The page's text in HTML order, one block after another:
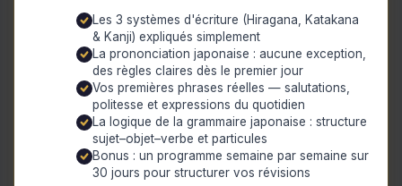
Les 3 systèmes d'écriture (Hiragana, Katakana
& Kanji) expliqués simplement
La prononciation japonaise : aucune exception,
des règles claires dès le premier jour
Vos premières phrases réelles — salutations,
politesse et expressions du quotidien
La logique de la grammaire japonaise : structure
sujet–objet–verbe et particules
Bonus : un programme semaine par semaine sur
30 jours pour structurer vos révisions